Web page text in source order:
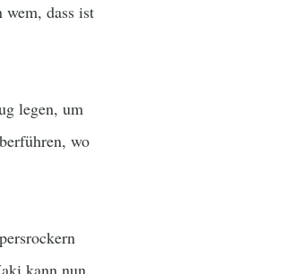
dass ist
legen, um
wo
kann nun